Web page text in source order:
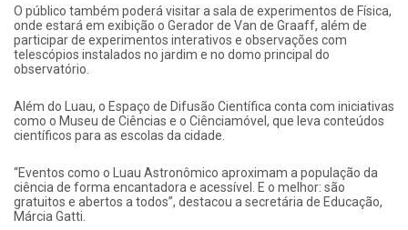
O público também poderá visitar a sala de experimentos de Física,
onde estará em exibição o Gerador de Van de Graaff, além de
participar de experimentos interativos e observações com
telescópios instalados no jardim e no domo principal do
observatório.
Além do Luau, o Espaço de Difusão Científica conta com iniciativas
como o Museu de Ciências e o Ciênciamóvel, que leva conteúdos
científicos para as escolas da cidade.
“Eventos como o Luau Astronômico aproximam a população da
ciência de forma encantadora e acessível. E o melhor: são
gratuitos e abertos a todos”, destacou a secretária de Educação,
Márcia Gatti.